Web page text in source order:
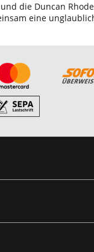
die Duncan
eine